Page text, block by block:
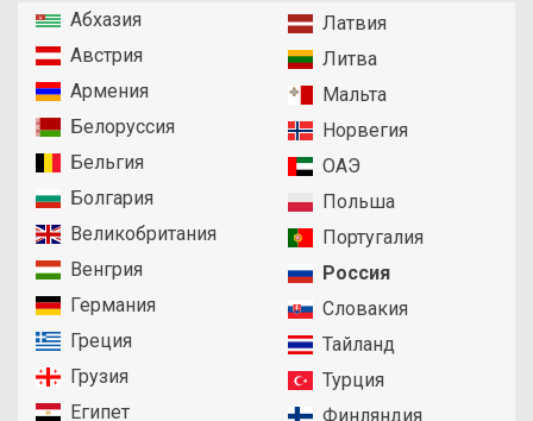
Абхазия
Австрия
Армения
Белоруссия
Бельгия
Болгария
Великобритания
Венгрия
Германия
Греция
Грузия
Египет
Латвия
Литва
Мальта
Норвегия
ОАЭ
Польша
Португалия
Россия
Словакия
Тайланд
Турция
Финляндия